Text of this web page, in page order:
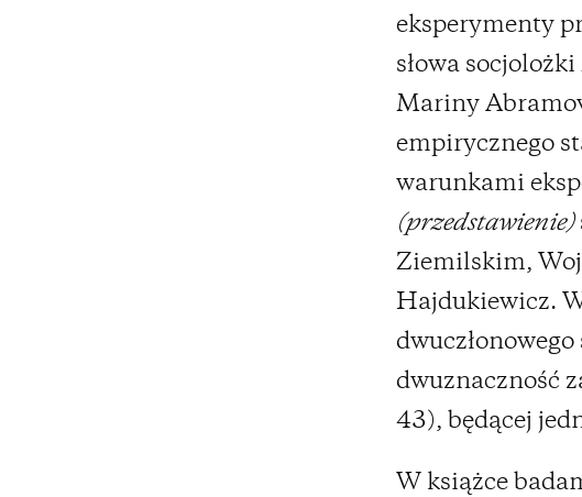
eksperymenty
słowa
Mariny
empirycznego
warunkami
(przedstawienie)
Ziemilskim,
Hajdukiewicz.
dwuznaczność
43), będącej
W książce